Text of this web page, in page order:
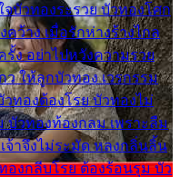
บัวทองระรวย บัวทองโศก
คว้าง เมื่อรักห่างร้างไกล
ง อย่าไปหวังความรวย
ว ให้ลูกบัวทอง เวรกรรม
ทองต้องโรย บัวทองไม่
บัวทองท้องกลม เพราะลืม
าจึงไม่ระมัด หลงกลิ่นลิ้น
องกลีบโรย ต้องร้อนรุม บัว